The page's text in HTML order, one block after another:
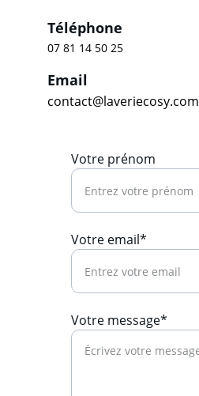
Téléphone
07 81 14 50 25
Email
contact@laveriecosy.com
Votre prénom
Votre email*
Votre message*